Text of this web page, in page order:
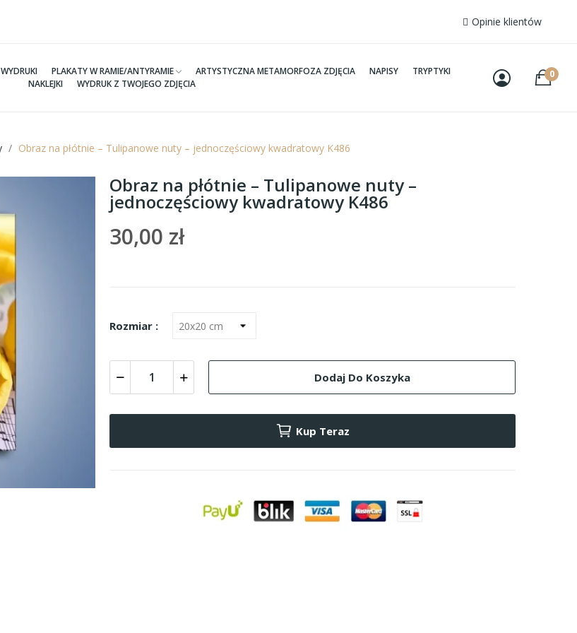
Opinie klientów
PLAKATY W RAMIE/ANTYRAMIE ARTYSTYCZNA METAMORFOZA ZDJĘCIA NAPISY
TRYPTYKI
NAKLEJKI
WYDRUK Z TWOJEGO ZDJĘCIA
0
Obraz na płótnie – Tulipanowe nuty – jednoczęściowy kwadratowy K486
Obraz na płótnie – Tulipanowe nuty –
jednoczęściowy kwadratowy K486
30,00 zł
Rozmiar :
Dodaj Do Koszyka
Kup Teraz